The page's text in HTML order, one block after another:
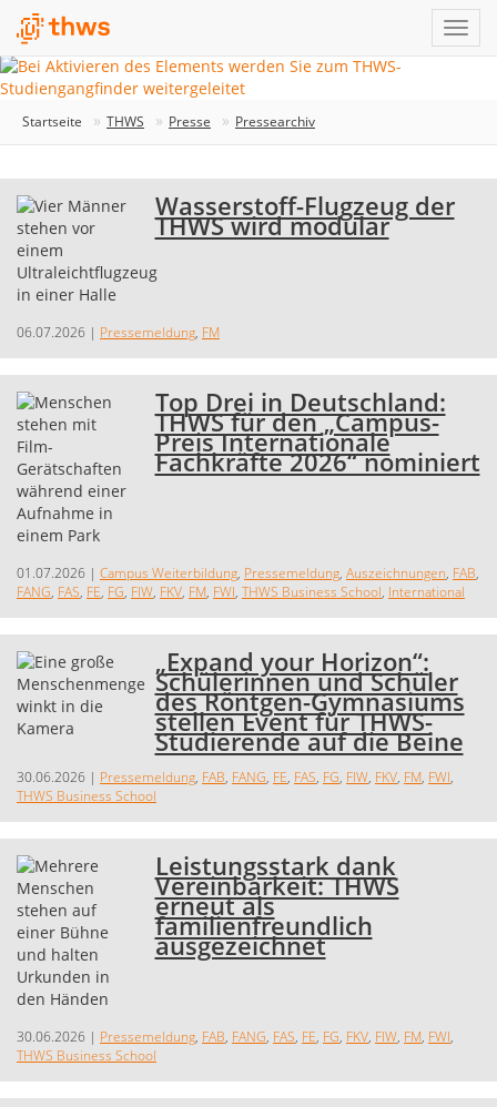
Startseite THWS Presse Pressearchiv
Wasserstoff-Flugzeug der
THWS wird modular
06.07.2026 | Pressemeldung, FM
Top Drei in Deutschland:
THWS für den „Campus-
Preis Internationale
Fachkräfte 2026“ nominiert
01.07.2026 | Campus Weiterbildung, Pressemeldung, Auszeichnungen, FAB,
FANG, FAS, FE, FG, FIW, FKV, FM, FWI, THWS Business School, International
„Expand your Horizon“:
Schülerinnen und Schüler
des Röntgen-Gymnasiums
stellen Event für THWS-
Studierende auf die Beine
30.06.2026 | Pressemeldung, FAB, FANG, FE, FAS, FG, FIW, FKV, FM, FWI,
THWS Business School
Leistungsstark dank
Vereinbarkeit: THWS
erneut als
familienfreundlich
ausgezeichnet
30.06.2026 | Pressemeldung, FAB, FANG, FAS, FE, FG, FKV, FIW, FM, FWI,
THWS Business School